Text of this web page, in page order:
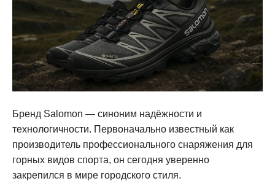
Бренд Salomon — синоним надёжности и
технологичности. Первоначально известный как
производитель профессионального снаряжения для
горных видов спорта, он сегодня уверенно
закрепился в мире городского стиля.